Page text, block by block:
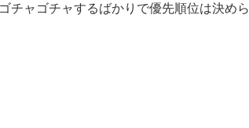
チャゴチャするばかりで優先順位は決めら